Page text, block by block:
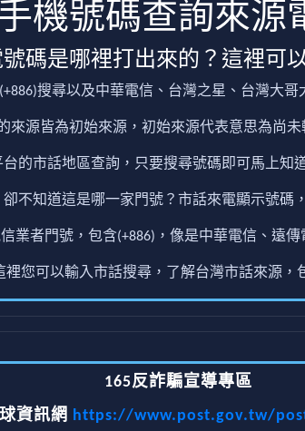
機號碼查詢來源
碼是哪裡打出來的？這裡可
搜尋以及中華電信、台灣之星、台灣大哥
來源皆為初始來源，初始來源代表意思為尚未
台的市話地區查詢，只要搜尋號碼即可馬上知
不知道這是哪一家門號？市話來電顯示號碼
業者門號，包含(+886)，像是中華電信、遠
裡您可以輸入市話搜尋，了解台灣市話來源，
165反詐騙宣導專區
資訊網 https://www.post.gov.tw/